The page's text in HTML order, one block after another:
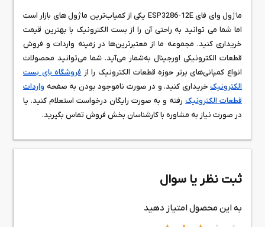
ماژول وای فای ESP3286-12E یکی از کمیاب‌ترین ماژول های بازار است
اما شما می توانید به راحتی آن را از بست الکترونیک با بهترین قیمت
خریداری کنید. مجموعه ما از معتبرترین‌ها در زمینه واردات و فروش
قطعات الکترونیکی اورجینال به‌شمار می‌آید. شما می‌توانید محصولات
انواع کمپانی‌های برتر حوزه قطعات الکترونیک را از فروشگاه بای بست
الکترونیک خریداری کنید. و در صورت ناموجود بودن به صفحه واردات
قطعات الکترونیک رفته و به صورت رایگان درخواست استعلام کنید. یا
در صورت نیاز به مشاوره با کارشناسان بخش فروش تماس بگیرید.
ثبت نظر یا سوال
به این محصول امتیاز دهید